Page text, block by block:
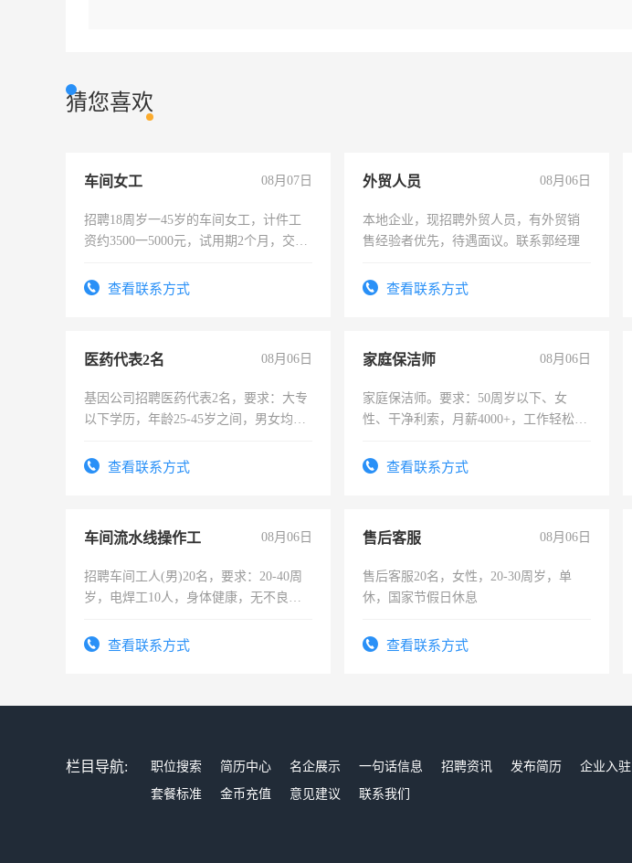
猜您喜欢
车间女工 08月07日
招聘18周岁一45岁的车间女工，计件工
资约3500一5000元，试用期2个月，交五
查看联系方式
外贸人员 08月06日
本地企业，现招聘外贸人员，有外贸销
售经验者优先，待遇面议。联系郭经理
查看联系方式
医药代表2名 08月06日
基因公司招聘医药代表2名，要求：大专
以下学历，年龄25-45岁之间，男女均
表或者有医学资质的优先，底薪+绩效，
查看联系方式
家庭保洁师 08月06日
家庭保洁师。要求：50周岁以下、女
性、干净利索，月薪4000+，工作轻松，
太太等。查看联系方式
车间流水线操作工 08月06日
招聘车间工人(男)20名，要求：20-40周
岁，电焊工10人，身体健康，无不良嗜
宿，免费发放劳保用品，两班倒，每月
查看联系方式
售后客服 08月06日
售后客服20名，女性，20-30周岁，单
休，国家节假日休息
查看联系方式
栏目导航: 职位搜索 简历中心 名企展示 一句话信息 招聘资讯 发布简历 企业入驻
套餐标准
金币充值 意见建议 联系我们